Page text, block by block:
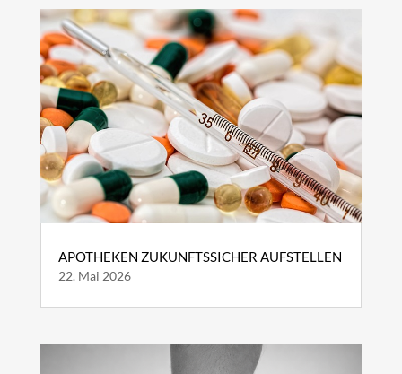
APOTHEKEN ZUKUNFTSSICHER AUFSTELLEN
22. Mai 2026